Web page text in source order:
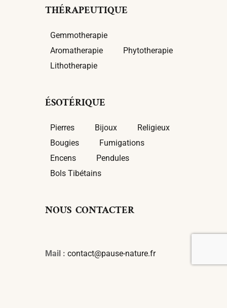
THÉRAPEUTIQUE
Gemmotherapie
Aromatherapie
Phytotherapie
Lithotherapie
ÉSOTÉRIQUE
Pierres Bijoux
Religieux
Bougies
Fumigations
Encens
Pendules
Bols Tibétains
NOUS CONTACTER
Mail : contact@pause-nature.fr